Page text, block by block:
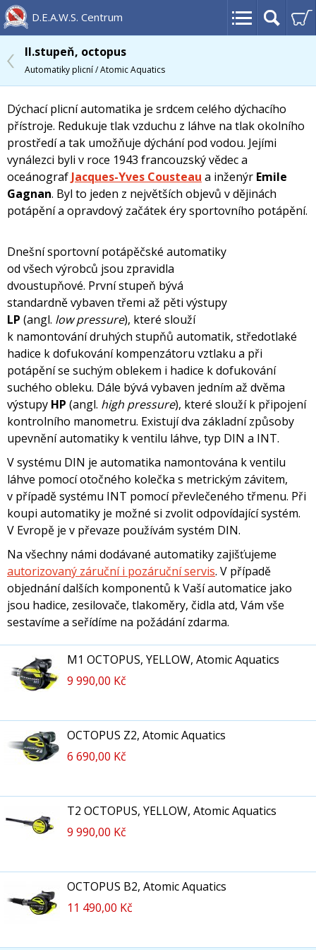
D.E.A.W.S. Centrum
II.stupeň, octopus
Automatiky plicní / Atomic Aquatics
Dýchací plicní automatika je srdcem celého dýchacího
přístroje. Redukuje tlak vzduchu z láhve na tlak okolního
prostředí a tak umožňuje dýchání pod vodou. Jejími
vynálezci byli v roce 1943 francouzský vědec a
oceánograf Jacques-Yves Cousteau a inženýr Emile
Gagnan. Byl to jeden z největších objevů v dějinách
potápění a opravdový začátek éry sportovního potápění.
Dnešní sportovní potápěčské automatiky
od všech výrobců jsou zpravidla
dvoustupňové. První stupeň bývá
standardně vybaven třemi až pěti výstupy
LP (angl. low pressure), které slouží
k namontování druhých stupňů automatik, středotlaké
hadice k dofukování kompenzátoru vztlaku a při
potápění se suchým oblekem i hadice k dofukování
suchého obleku. Dále bývá vybaven jedním až dvěma
výstupy HP (angl. high pressure), které slouží k připojení
kontrolního manometru. Existují dva základní způsoby
upevnění automatiky k ventilu láhve, typ DIN a INT.
V systému DIN je automatika namontována k ventilu
láhve pomocí otočného kolečka s metrickým závitem,
v případě systému INT pomocí převlečeného třmenu. Při
koupi automatiky je možné si zvolit odpovídající systém.
V Evropě je v převaze používám systém DIN.
Na všechny námi dodávané automatiky zajišťujeme
autorizovaný záruční i pozáruční servis. V případě
objednání dalších komponentů k Vaší automatice jako
jsou hadice, zesilovače, tlakoměry, čidla atd, Vám vše
sestavíme a seřídíme na požádání zdarma.
M1 OCTOPUS, YELLOW, Atomic Aquatics
9 990,00 Kč
OCTOPUS Z2, Atomic Aquatics
6 690,00 Kč
T2 OCTOPUS, YELLOW, Atomic Aquatics
9 990,00 Kč
OCTOPUS B2, Atomic Aquatics
11 490,00 Kč